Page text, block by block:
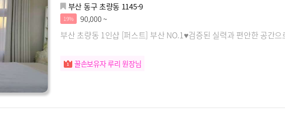
부산 동구 초량동 1145-9
19% 90,000 ~
부산 초량동 1인샵 [퍼스트] 부산 NO.1♥검증된 실력과 편안한 공간
꿀손보유자 루리 원장님